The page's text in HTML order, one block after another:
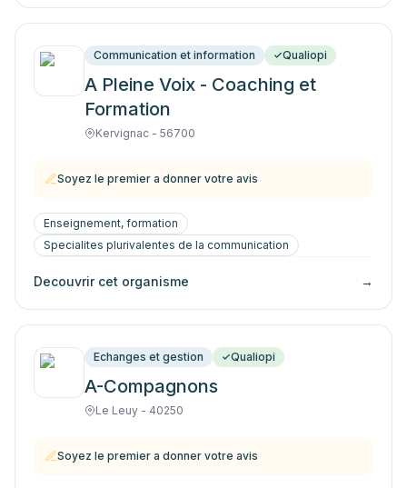
Communication et information Qualiopi
A Pleine Voix - Coaching et
Formation
Kervignac - 56700
Soyez le premier a donner votre avis
Enseignement, formation
Specialites plurivalentes de la communication
Decouvrir cet organisme →
Echanges et gestion Qualiopi
A-Compagnons
Le Leuy - 40250
Soyez le premier a donner votre avis